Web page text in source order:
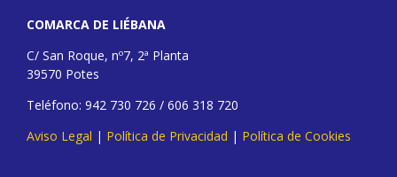
COMARCA DE LIÉBANA
C/ San Roque, nº7, 2ª Planta
39570 Potes
Teléfono: 942 730 726 / 606 318 720
Aviso Legal | Política de Privacidad | Política de Cookies